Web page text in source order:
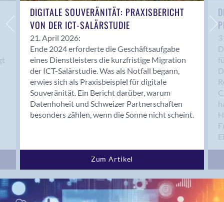
Bern - Liebefeld
Bern 15
Bern 22
Bern 65
Bern 9
Bern-Zollikofen
Biel/Bienne
Binningen
Birsfelden
Bottighofen
Bremgarten bei Bern
Brig
DIGITALE SOUVERÄNITÄT: PRAXISBERICHT
VON DER ICT-SALÄRSTUDIE
21. April 2026:
Ende 2024 erforderte die Geschäftsaufgabe
eines Dienstleisters die kurzfristige Migration
der ICT-Salärstudie. Was als Notfall begann,
erwies sich als Praxisbeispiel für digitale
Souveränität. Ein Bericht darüber, warum
Datenhoheit und Schweizer Partnerschaften
besonders zählen, wenn die Sonne nicht scheint.
Zum Artikel